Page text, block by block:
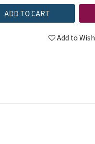
ADD TO CART
Add to